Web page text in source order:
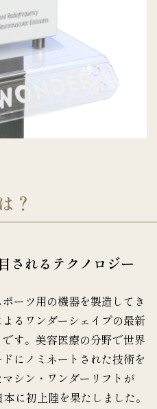
？
されるテクノロジー
ーツ用の機器を製造してき
るワンダーシェイプの最新
す。美容医療の分野で世界
にノミネートされた技術を
シン・ワンダーリフトが
に初上陸を果たしました。